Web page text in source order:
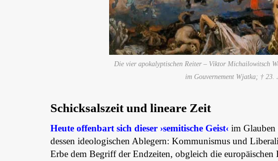
Die vier apokalyptischen Reiter – Viktor Michailowitsch
im Gouvernement Wjatka; † 23.
Schicksalszeit und lineare Zeit
Heute offenbart sich dieser ›semitische Geist‹ im Glauben
dessen ideologischen Ablegern: Kommunismus und
Erbe dem Begriff der Endzeiten, obgleich die